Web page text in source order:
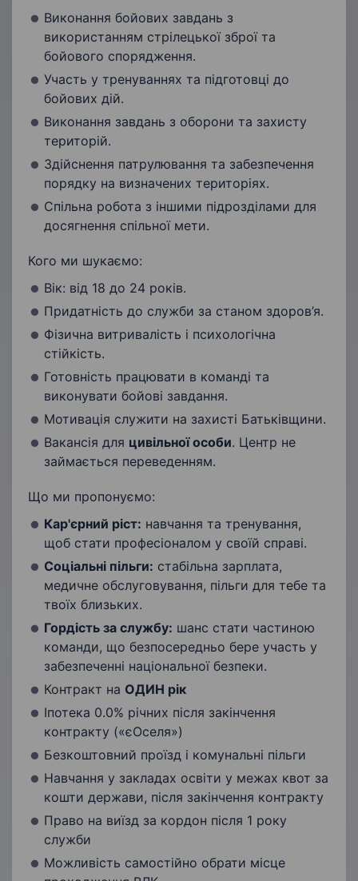
Виконання бойових завдань з
використанням стрілецької зброї та
бойового спорядження.
Участь у тренуваннях та підготовці до
бойових дій.
Виконання завдань з оборони та захисту
територій.
Здійснення патрулювання та забезпечення
порядку на визначених територіях.
Спільна робота з іншими підрозділами для
досягнення спільної мети.
Кого ми шукаємо:
Вік: від 18 до 24 років.
Придатність до служби за станом здоров’я.
Фізична витривалість і психологічна
стійкість.
Готовність працювати в команді та
виконувати бойові завдання.
Мотивація служити на захисті Батьківщини.
Вакансія для цивільної особи. Центр не
займається переведенням.
Що ми пропонуємо:
Кар'єрний ріст: навчання та тренування,
щоб стати професіоналом у своїй справі.
Соціальні пільги: стабільна зарплата,
медичне обслуговування, пільги для тебе та
твоїх близьких.
Гордість за службу: шанс стати частиною
команди, що безпосередньо бере участь у
забезпеченні національної безпеки.
Контракт на ОДИН рік
Іпотека 0.0% річних після закінчення
контракту («єОселя»)
Безкоштовний проїзд і комунальні пільги
Навчання у закладах освіти у межах квот за
кошти держави, після закінчення контракту
Право на виїзд за кордон після 1 року
служби
Можливість самостійно обрати місце